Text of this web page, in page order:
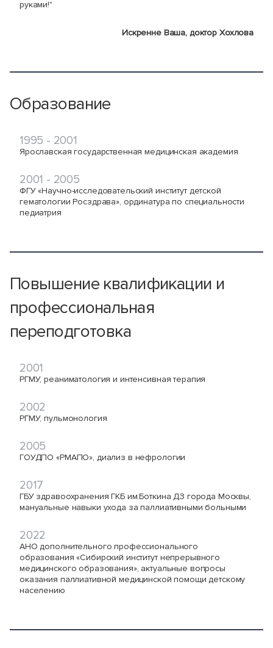
руками!"
Искренне Ваша, доктор Хохлова
Образование
1995 - 2001
Ярославская государственная медицинская академия
2001 - 2005
ФГУ «Научно-исследовательский институт детской
гематологии Росздрава», ординатура по специальности
педиатрия
Повышение квалификации и
профессиональная
переподготовка
2001
РГМУ, реаниматология и интенсивная терапия
2002
РГМУ, пульмонология
2005
ГОУДПО «РМАПО», диализ в нефрологии
2017
ГБУ здравоохранения ГКБ им.Боткина ДЗ города Москвы,
мануальные навыки ухода за паллиативными больными
2022
АНО дополнительного профессионального
образования «Сибирский институт непрерывного
медицинского образования», актуальные вопросы
оказания паллиативной медицинской помощи детскому
населению